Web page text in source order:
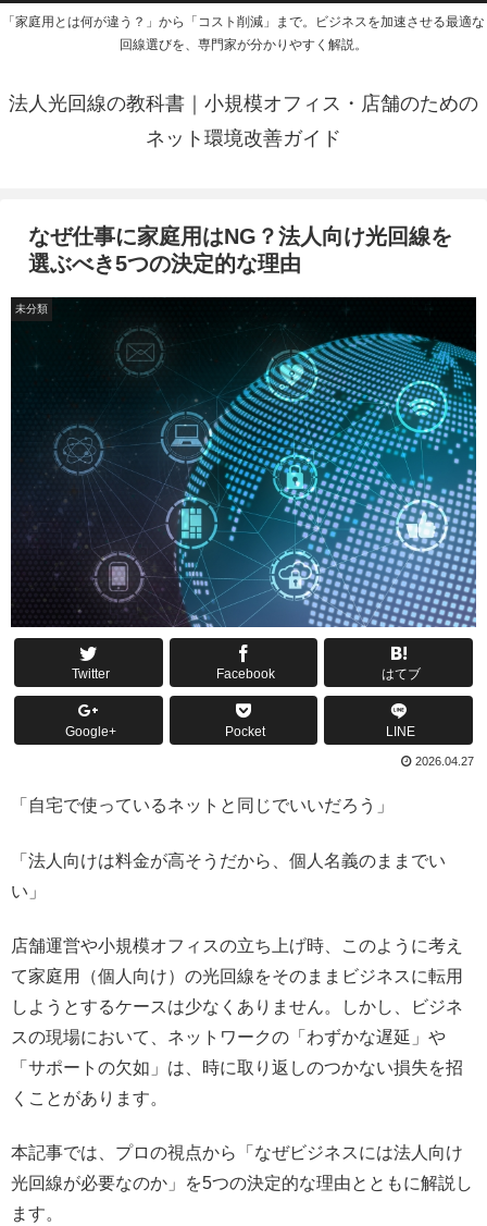
「家庭用とは何が違う？」から「コスト削減」まで。ビジネスを加速させる最適な
回線選びを、専門家が分かりやすく解説。
法人光回線の教科書｜小規模オフィス・店舗のための
ネット環境改善ガイド
なぜ仕事に家庭用はNG？法人向け光回線を
選ぶべき5つの決定的な理由
未分類
Twitter Facebook はてブ
Google+ Pocket LINE
2026.04.27
「自宅で使っているネットと同じでいいだろう」
「法人向けは料金が高そうだから、個人名義のままでい
い」
店舗運営や小規模オフィスの立ち上げ時、このように考え
て家庭用（個人向け）の光回線をそのままビジネスに転用
しようとするケースは少なくありません。しかし、ビジネ
スの現場において、ネットワークの「わずかな遅延」や
「サポートの欠如」は、時に取り返しのつかない損失を招
くことがあります。
本記事では、プロの視点から「なぜビジネスには法人向け
光回線が必要なのか」を5つの決定的な理由とともに解説し
ます。